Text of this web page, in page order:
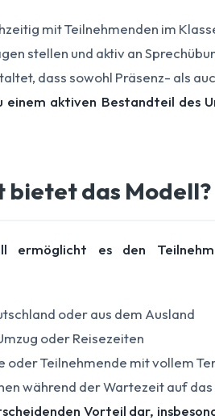
mit Teilnehmenden im
stellen und aktiv an
dass sowohl Präsenz- als
einem aktiven Bestandteil des
das Modell?
ermöglicht es den
oder aus dem Ausland
oder Reisezeiten
Teilnehmende mit vollem
während der Wartezeit auf das
Vorteil dar,